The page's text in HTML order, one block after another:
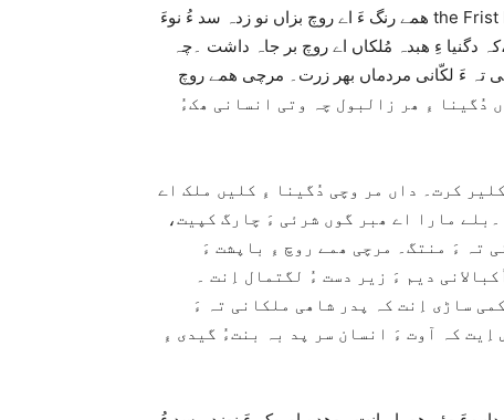
ھمے رنگ ءَ اے روچ بزاں نو زدہ سد ءُ نوءَ the Frist Nationl Woman day 28پروری ءَ بر جم دارگ بیت ۔چریشی ءَ
دگنیا ءِ ھبدہ مُلکاں اے روچ بر جاہ داشت ۔چہ
تہ ءَ لکّانی مردماں بھر زرت۔ مرچی ھمے روچ
ءِ 8مارچ اڈدیگ بیت داں دُگینا ءِ ھر زالبول چہ وتی انسانی ھکءُ
روچ ءِ نام ءَ ڈکلیر کرت۔ داں مر وچی دُگینا ءِ کلیں ملک اے
مارا اے ھبر گوں شرئی ءَ چارگ کپیت،
تہ ءَ منتگ۔ مرچی ھمے روچ ءِ باپشت ءَ
دیم ءَ زیر دست ءُ لگتمال اِنت ۔
ساڑی اِنت کہ پدر شاھی ملکانی تہ ءَ
اِیت کہ آوت ءَ انسان سر پد بہ بنتءُ گیدی ءِ